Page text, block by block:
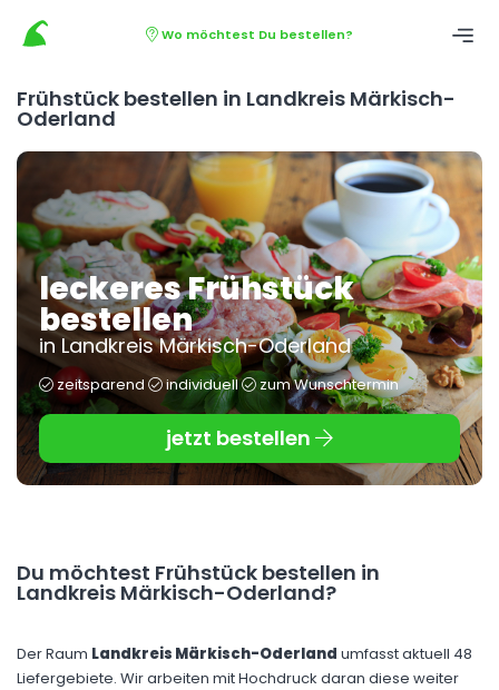
Wo möchtest Du bestellen?
Frühstück bestellen in Landkreis Märkisch-
Oderland
leckeres Frühstück
bestellen
in Landkreis Märkisch-Oderland
zeitsparend individuell zum Wunschtermin
jetzt bestellen
Du möchtest Frühstück bestellen in
Landkreis Märkisch-Oderland?
Der Raum Landkreis Märkisch-Oderland umfasst aktuell 48
Liefergebiete. Wir arbeiten mit Hochdruck daran diese weiter